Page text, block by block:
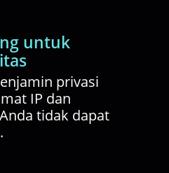
untuk
privasi
IP dan
tidak dapat